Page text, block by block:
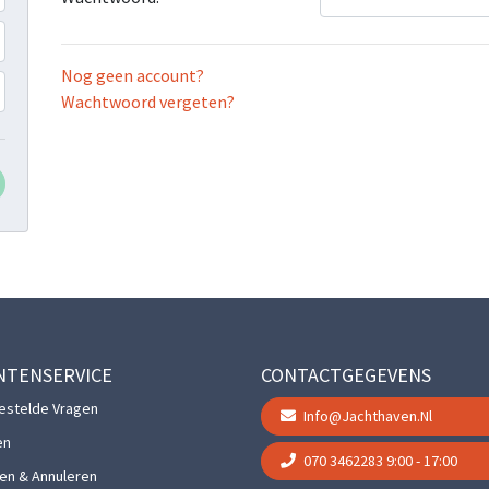
Nog geen account?
Wachtwoord vergeten?
Vragen
& Annuleren
CONTACTGEGEVENS
Info@jachthaven.nl
070 3462283 9:00 - 17:00